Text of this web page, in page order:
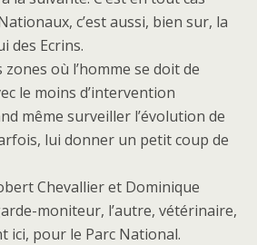
c’est aussi, bien sur, la
des Ecrins.
où l’homme se doit de
le moins d’intervention
même surveiller l’évolution de
lui donner un petit coup de
Chevallier et Dominique
moniteur, l’autre, vétérinaire,
ici, pour le Parc National.